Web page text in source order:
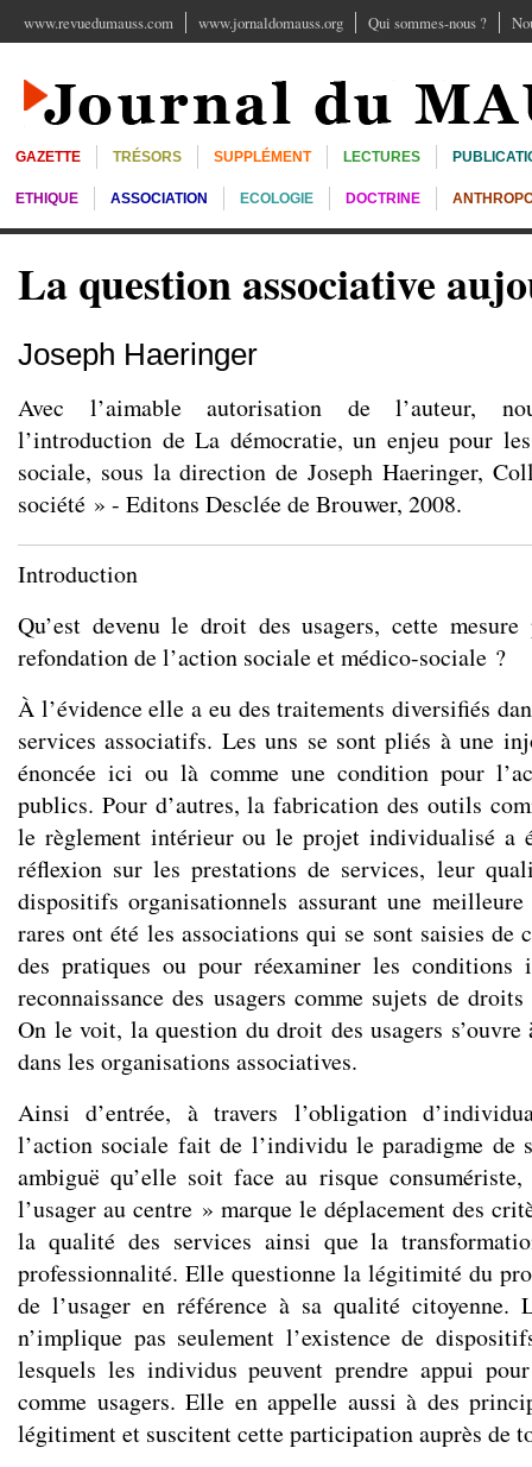
www.revuedumauss.com www.jornaldomauss.org Qui sommes-nous ?
GAZETTE TRÉSORS SUPPLÉMENT LECTURES
ETHIQUE ASSOCIATION ECOLOGIE DOCTRINE
La question associative
Joseph Haeringer
Avec l’aimable autorisation de l’auteur,
l’introduction de La démocratie, un enjeu pour
sociale, sous la direction de Joseph Haeringer,
société » - Editons Desclée de Brouwer, 2008.
Introduction
Qu’est devenu le droit des usagers, cette
refondation de l’action sociale et médico-sociale ?
À l’évidence elle a eu des traitements diversifiés
services associatifs. Les uns se sont pliés à une
énoncée ici ou là comme une condition pour
publics. Pour d’autres, la fabrication des outils
le règlement intérieur ou le projet individualisé a
réflexion sur les prestations de services, leur
dispositifs organisationnels assurant une
rares ont été les associations qui se sont saisies
des pratiques ou pour réexaminer les conditions
reconnaissance des usagers comme sujets de
On le voit, la question du droit des usagers s’ouvre
dans les organisations associatives.
Ainsi d’entrée, à travers l’obligation
l’action sociale fait de l’individu le paradigme de
ambiguë qu’elle soit face au risque
l’usager au centre » marque le déplacement des
la qualité des services ainsi que la
professionnalité. Elle questionne la légitimité du
de l’usager en référence à sa qualité citoyenne.
n’implique pas seulement l’existence de
lesquels les individus peuvent prendre appui
comme usagers. Elle en appelle aussi à des
légitiment et suscitent cette participation auprès de